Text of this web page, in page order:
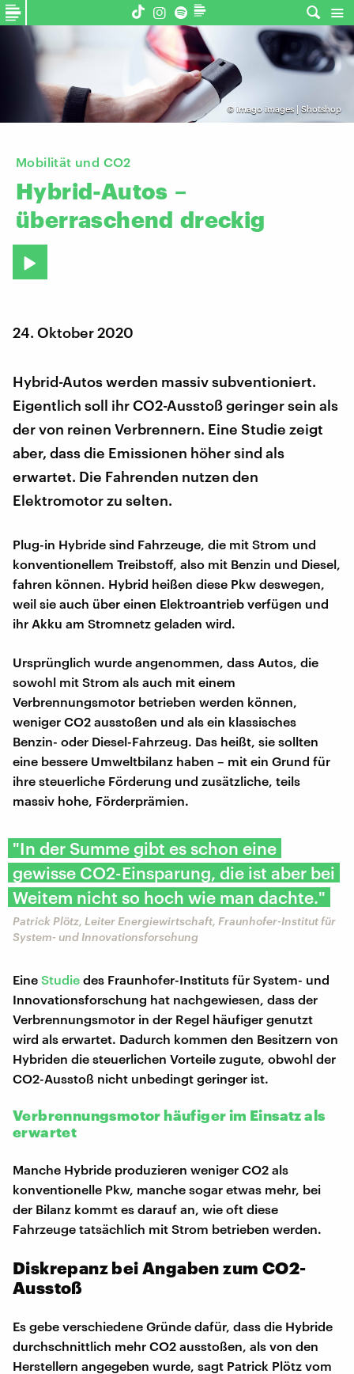
© imago images | Shotshop
Mobilität und CO2
Hybrid-Autos –
überraschend dreckig
24. Oktober 2020
Hybrid-Autos werden massiv subventioniert.
Eigentlich soll ihr CO2-Ausstoß geringer sein als
der von reinen Verbrennern. Eine Studie zeigt
aber, dass die Emissionen höher sind als
erwartet. Die Fahrenden nutzen den
Elektromotor zu selten.
Plug-in Hybride sind Fahrzeuge, die mit Strom und
konventionellem Treibstoff, also mit Benzin und Diesel,
fahren können. Hybrid heißen diese Pkw deswegen,
weil sie auch über einen Elektroantrieb verfügen und
ihr Akku am Stromnetz geladen wird.
Ursprünglich wurde angenommen, dass Autos, die
sowohl mit Strom als auch mit einem
Verbrennungsmotor betrieben werden können,
weniger CO2 ausstoßen und als ein klassisches
Benzin- oder Diesel-Fahrzeug. Das heißt, sie sollten
eine bessere Umweltbilanz haben – mit ein Grund für
ihre steuerliche Förderung und zusätzliche, teils
massiv hohe, Förderprämien.
"In der Summe gibt es schon eine
gewisse CO2-Einsparung, die ist aber bei
Weitem nicht so hoch wie man dachte."
Patrick Plötz, Leiter Energiewirtschaft, Fraunhofer-Institut für
System- und Innovationsforschung
Eine Studie des Fraunhofer-Instituts für System- und
Innovationsforschung hat nachgewiesen, dass der
Verbrennungsmotor in der Regel häufiger genutzt
wird als erwartet. Dadurch kommen den Besitzern von
Hybriden die steuerlichen Vorteile zugute, obwohl der
CO2-Ausstoß nicht unbedingt geringer ist.
Verbrennungsmotor häufiger im Einsatz als
erwartet
Manche Hybride produzieren weniger CO2 als
konventionelle Pkw, manche sogar etwas mehr, bei
der Bilanz kommt es darauf an, wie oft diese
Fahrzeuge tatsächlich mit Strom betrieben werden.
Diskrepanz bei Angaben zum CO2-
Ausstoß
Es gebe verschiedene Gründe dafür, dass die Hybride
durchschnittlich mehr CO2 ausstoßen, als von den
Herstellern angegeben wurde, sagt Patrick Plötz vom